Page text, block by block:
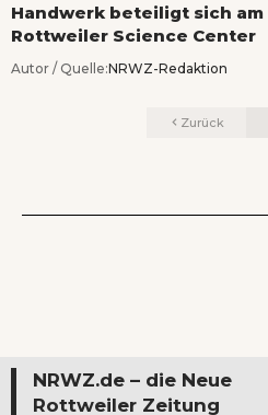
Handwerk beteiligt sich am
Rottweiler Science Center
Autor / Quelle:NRWZ-Redaktion
Zurück
NRWZ.de – die Neue
Rottweiler Zeitung